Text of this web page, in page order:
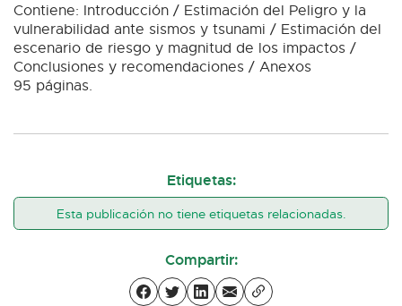
Contiene: Introducción / Estimación del Peligro y la
vulnerabilidad ante sismos y tsunami / Estimación del
escenario de riesgo y magnitud de los impactos /
Conclusiones y recomendaciones / Anexos
95 páginas.
Etiquetas:
Esta publicación no tiene etiquetas relacionadas.
Compartir: